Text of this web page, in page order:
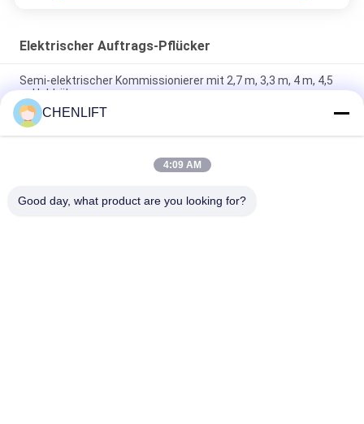
Elektrischer Auftrags-Pflücker
Semi-elektrischer Kommissionierer mit 2,7 m, 3,3 m, 4 m, 4,5
m Hubhöhe
FSEP Modell Selbstfahrender vollelektrischer Arbeitsbühnen-
Kommissionierer, kundenspezifische Farbe
Selbstfahrender Kommissionierer für Luftaufnahmen,
CHENLIFT
4:09 AM
Good day, what product are you looking for?